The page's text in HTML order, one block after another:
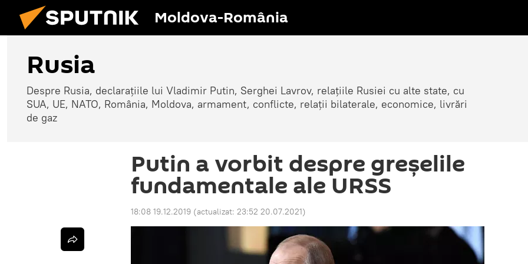
Moldova-România
Rusia
Despre Rusia, declarațiile lui Vladimir Putin, Serghei Lavrov, relațiile Rusiei cu alte state, cu
SUA, UE, NATO, România, Moldova, armament, conflicte, relații bilaterale, economice, livrări
de gaz
Putin a vorbit despre greșelile
fundamentale ale URSS
18:08 19.12.2019 (actualizat: 23:52 20.07.2021)